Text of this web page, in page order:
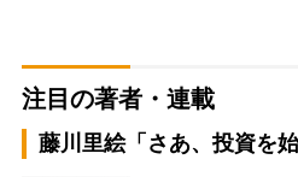
注目の著者・連載
藤川里絵「さあ、投資を始